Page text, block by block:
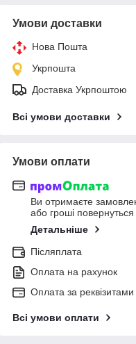
Умови доставки
Нова Пошта
Укрпошта
Доставка Укрпоштою
Всі умови доставки
Умови оплати
Ви отримаєте
або гроші
Детальніше
Післяплата
Оплата на рахунок
Оплата за реквізитами
Всі умови оплати